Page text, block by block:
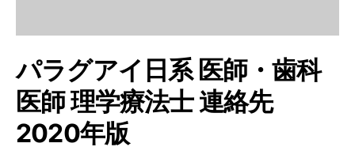
パラグアイ日系 医師・歯科
医師 理学療法士 連絡先
2020年版